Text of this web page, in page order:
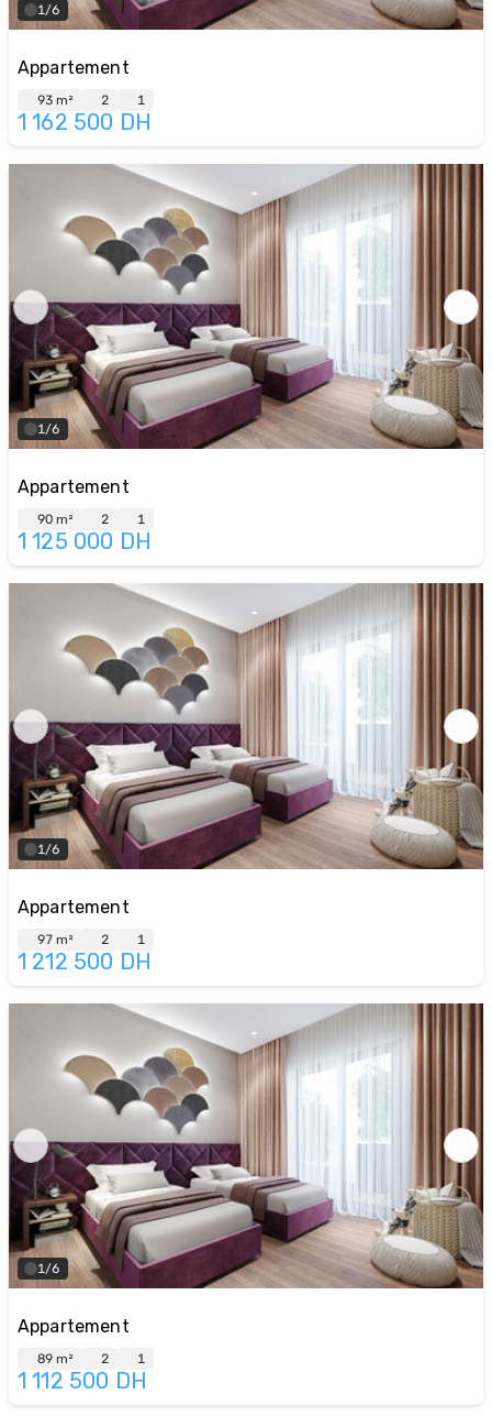
1/6
Appartement
93 m² 2 1
1 162 500 DH
1/6
Appartement
90 m² 2 1
1 125 000 DH
1/6
Appartement
97 m² 2 1
1 212 500 DH
1/6
Appartement
89 m² 2 1
1 112 500 DH